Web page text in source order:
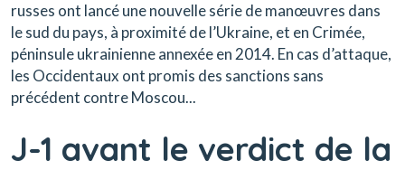
russes ont lancé une nouvelle série de manœuvres dans
le sud du pays, à proximité de l’Ukraine, et en Crimée,
péninsule ukrainienne annexée en 2014. En cas d’attaque,
les Occidentaux ont promis des sanctions sans
précédent contre Moscou...
J-1 avant le verdict de la